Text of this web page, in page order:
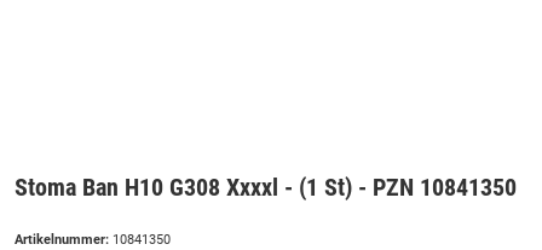
Stoma Ban H10 G308 Xxxxl - (1 St) - PZN 10841350
Artikelnummer: 10841350